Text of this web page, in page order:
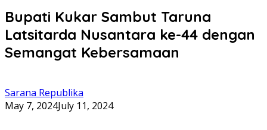
Bupati Kukar Sambut Taruna
Latsitarda Nusantara ke-44 dengan
Semangat Kebersamaan
Sarana Republika
May 7, 2024July 11, 2024